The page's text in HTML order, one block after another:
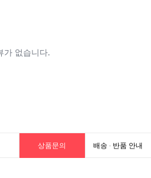
상품문의 배송 · 반품 안내